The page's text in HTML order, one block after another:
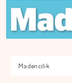
Madencilik